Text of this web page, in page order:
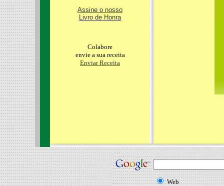
Assine o nosso
Livro de Honra
Colabore
envie a sua receita
Enviar Receita
Web